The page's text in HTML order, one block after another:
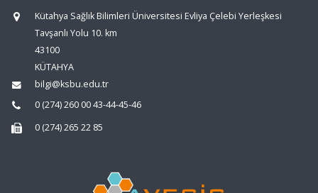
Kütahya Sağlık Bilimleri Üniversitesi Evliya Çelebi Yerleşkesi
Tavşanlı Yolu 10. km
43100
KÜTAHYA
bilgi@ksbu.edu.tr
0 (274) 260 00 43-44-45-46
0 (274) 265 22 85